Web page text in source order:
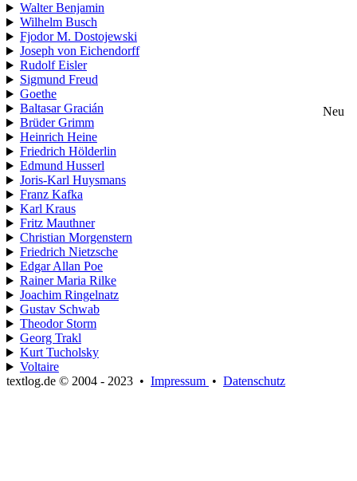
Walter Benjamin
Wilhelm Busch
Fjodor M. Dostojewski
Joseph von Eichendorff
Rudolf Eisler
Sigmund Freud
Goethe
Baltasar Gracián
Neu
Brüder Grimm
Heinrich Heine
Friedrich Hölderlin
Edmund Husserl
Joris-Karl Huysmans
Franz Kafka
Karl Kraus
Fritz Mauthner
Christian Morgenstern
Friedrich Nietzsche
Edgar Allan Poe
Rainer Maria Rilke
Joachim Ringelnatz
Gustav Schwab
Theodor Storm
Georg Trakl
Kurt Tucholsky
Voltaire
textlog.de © 2004 - 2023 • Impressum • Datenschutz